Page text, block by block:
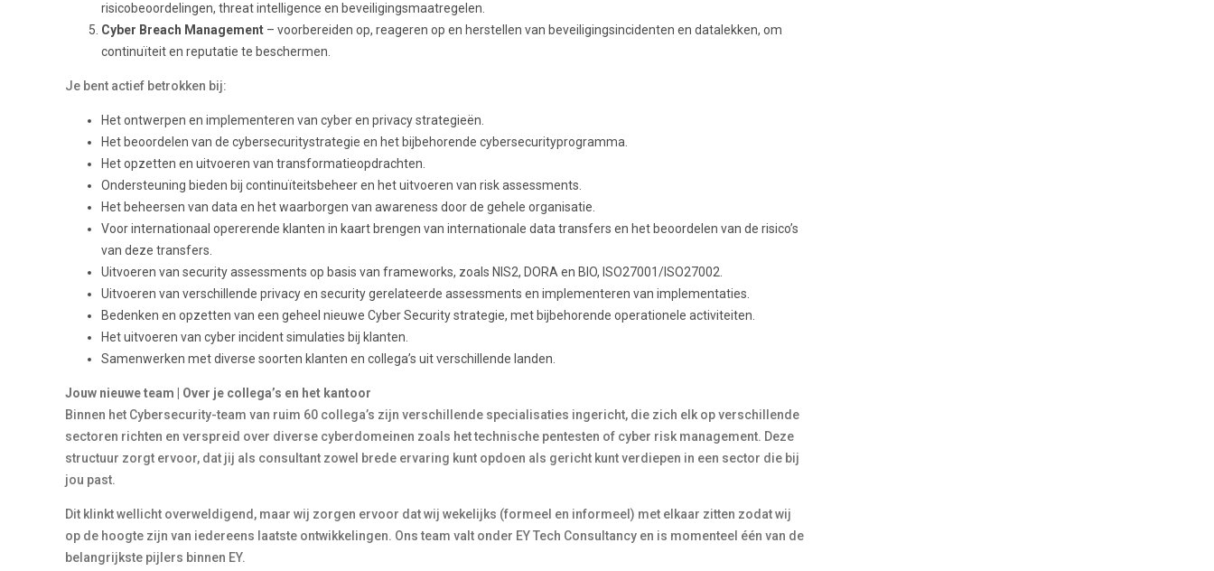
risicobeoordelingen, threat intelligence en beveiligingsmaatregelen.
Cyber Breach Management – voorbereiden op, reageren op en herstellen van beveiligingsincidenten en datalekken, om
continuïteit en reputatie te beschermen.
Je bent actief betrokken bij:
Het ontwerpen en implementeren van cyber en privacy strategieën.
Het beoordelen van de cybersecuritystrategie en het bijbehorende cybersecurityprogramma.
Het opzetten en uitvoeren van transformatieopdrachten.
Ondersteuning bieden bij continuïteitsbeheer en het uitvoeren van risk assessments.
Het beheersen van data en het waarborgen van awareness door de gehele organisatie.
Voor internationaal opererende klanten in kaart brengen van internationale data transfers en het beoordelen van de risico’s
van deze transfers.
Uitvoeren van security assessments op basis van frameworks, zoals NIS2, DORA en BIO, ISO27001/ISO27002.
Uitvoeren van verschillende privacy en security gerelateerde assessments en implementeren van implementaties.
Bedenken en opzetten van een geheel nieuwe Cyber Security strategie, met bijbehorende operationele activiteiten.
Het uitvoeren van cyber incident simulaties bij klanten.
Samenwerken met diverse soorten klanten en collega’s uit verschillende landen.
Jouw nieuwe team | Over je collega’s en het kantoor
Binnen het Cybersecurity-team van ruim 60 collega’s zijn verschillende specialisaties ingericht, die zich elk op verschillende
sectoren richten en verspreid over diverse cyberdomeinen zoals het technische pentesten of cyber risk management. Deze
structuur zorgt ervoor, dat jij als consultant zowel brede ervaring kunt opdoen als gericht kunt verdiepen in een sector die bij
jou past.
Dit klinkt wellicht overweldigend, maar wij zorgen ervoor dat wij wekelijks (formeel en informeel) met elkaar zitten zodat wij
op de hoogte zijn van iedereens laatste ontwikkelingen. Ons team valt onder EY Tech Consultancy en is momenteel één van de
belangrijkste pijlers binnen EY.